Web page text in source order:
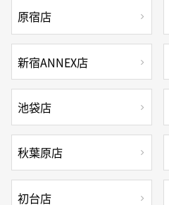
原宿店
新宿ANNEX店
池袋店
秋葉原店
初台店